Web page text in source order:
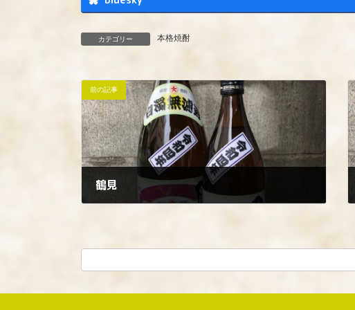
カテゴリー 本格焼酎
前の記事
鶴見